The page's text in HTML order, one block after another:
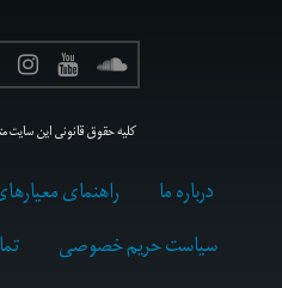
کلیه حقوق قانونی این سایت
درباره ما راهنمای
سیاست حریم خصوصی